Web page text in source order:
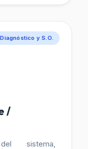
Diagnóstico y S.O.
/
sistema,